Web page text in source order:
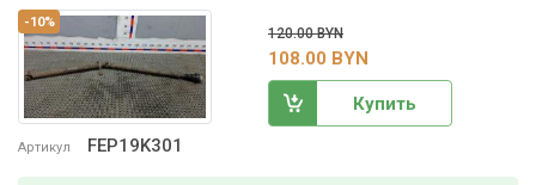
-10%
Артикул FEP19K301
120.00 BYN
108.00 BYN
Купить